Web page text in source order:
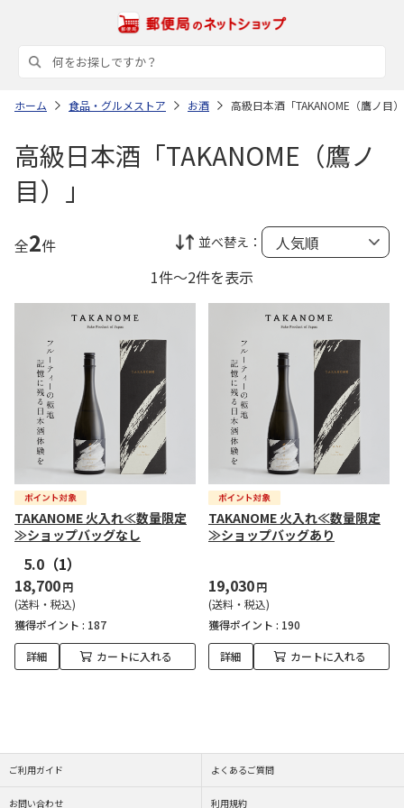
ホーム 食品・グルメストア お酒 高級日本酒「TAKANOME（鷹ノ目
高級日本酒「TAKANOME（鷹ノ
目）」
全2件 並べ替え：
1件～2件を表示
TAKANOME 火入れ≪数量限定
≫ショップバッグなし
5.0 （1）
18,700円
(送料・税込)
獲得ポイント : 187
詳細 カートに入れる
TAKANOME 火入れ≪数量限定
≫ショップバッグあり
19,030円
(送料・税込)
獲得ポイント : 190
詳細 カートに入れる
ご利用ガイド よくあるご質問
お問い合わせ 利用規約